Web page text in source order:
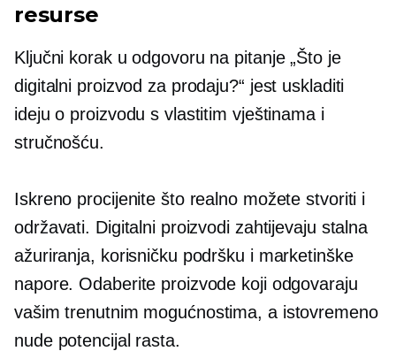
resurse
Ključni korak u odgovoru na pitanje „Što je
digitalni proizvod za prodaju?“ jest uskladiti
ideju o proizvodu s vlastitim vještinama i
stručnošću.
Iskreno procijenite što realno možete stvoriti i
održavati. Digitalni proizvodi zahtijevaju stalna
ažuriranja, korisničku podršku i marketinške
napore. Odaberite proizvode koji odgovaraju
vašim trenutnim mogućnostima, a istovremeno
nude potencijal rasta.